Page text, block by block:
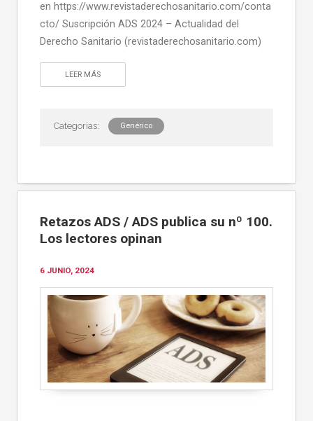
en https://www.revistaderechosanitario.com/conta
cto/ Suscripción ADS 2024 – Actualidad del
Derecho Sanitario (revistaderechosanitario.com)
LEER MÁS
Genérico
Retazos ADS / ADS publica su nº 100.
Los lectores opinan
6 JUNIO, 2024